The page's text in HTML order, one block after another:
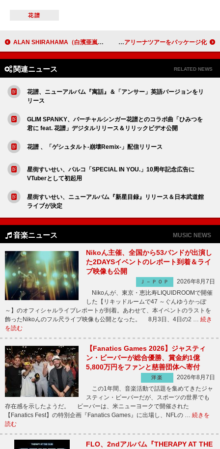
花譜
ALAN SHIRAHAMA（白濱亜嵐）の12か月連続リリース、第11弾は“色んな表情を見せる”「SALARYMAN」 timelesz、3人体制最初で最後の全国アリーナツアーをパッケージ化
関連ニュース RELATED NEWS
花譜、ニューアルバム『寓話』＆「アンサー」英語バージョンをリ
リース
GLIM SPANKY、バーチャルシンガー花譜とのコラボ曲「ひみつを
君に feat. 花譜」デジタルリリース＆リリックビデオ公開
花譜 、「ゲシュタルト-崩壊Remix-」配信リリース
星街すいせい、パルコ「SPECIAL IN YOU.」10周年記念広告に
VTuberとして初起用
星街すいせい、ニューアルバム『新星目録』リリース＆日本武道館
ライブが決定
音楽ニュース MUSIC NEWS
Nikoん主催、全国から53バンドが出演し
た2DAYSイベントのレポート到着＆ライ
ブ映像も公開
Ｊ－ＰＯＰ
2026年8月7日
Nikoんが、東京・恵比寿LIQUIDROOMで開催
した【リキッドルームで47 ～ぐんゆうかっぽ
～】のオフィシャルライブレポートが到着。あわせて、本イベントのラストを
飾ったNikoんのフル尺ライブ映像も公開となった。 8月3日、4日の2 … 続き
を読む
【Fanatics Games 2026】ジャスティ
ン・ビーバーが総合優勝、賞金約1億
5,800万円をファンと慈善団体へ寄付
洋楽
2026年8月7日
この1年間、音楽活動で話題を集めてきたジャ
スティン・ビーバーだが、スポーツの世界でも
存在感を示したようだ。 ビーバーは、米ニューヨークで開催された
【Fanatics Fest】の特別企画『Fanatics Games』に出場し、NFLの … 続きを
読む
FLO、2ndアルバム『THERAPY AT THE